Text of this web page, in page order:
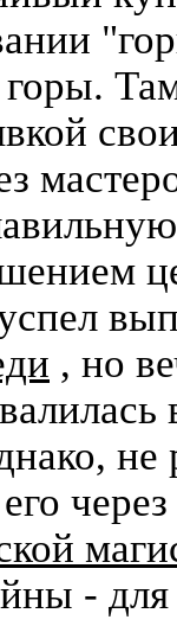
, но
не
-